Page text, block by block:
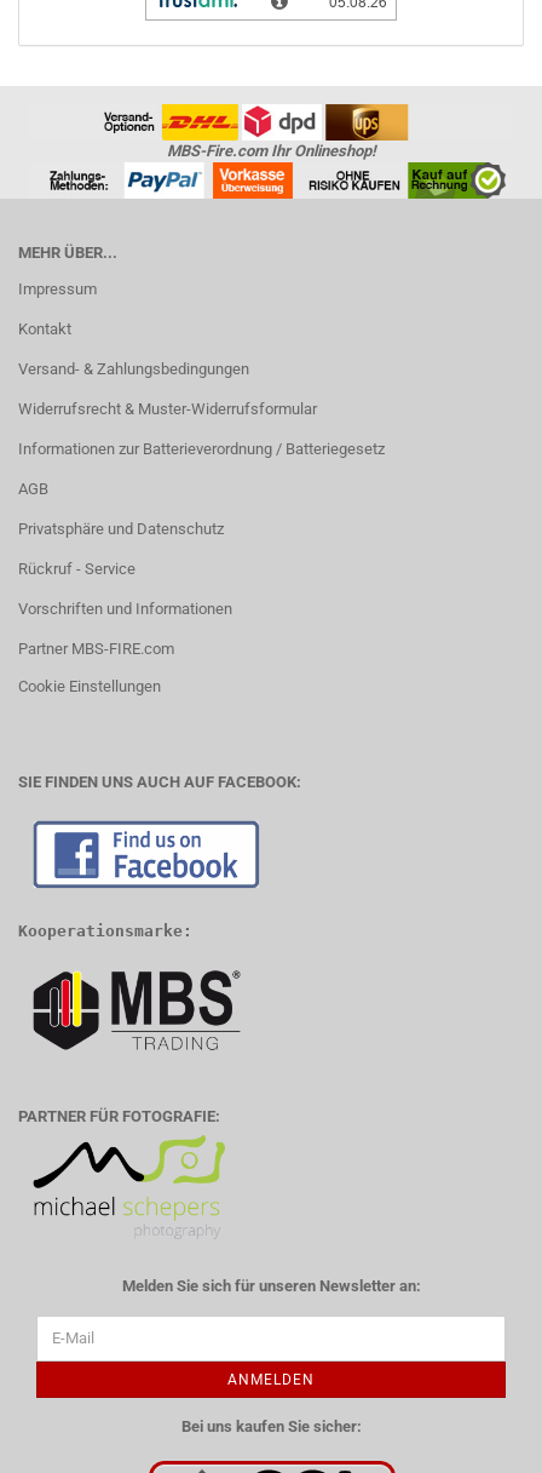
MBS-Fire.com Ihr Onlineshop!
MEHR ÜBER...
Impressum
Kontakt
Versand- & Zahlungsbedingungen
Widerrufsrecht & Muster-Widerrufsformular
Informationen zur Batterieverordnung / Batteriegesetz
AGB
Privatsphäre und Datenschutz
Rückruf - Service
Vorschriften und Informationen
Partner MBS-FIRE.com
Cookie Einstellungen
SIE FINDEN UNS AUCH AUF FACEBOOK:
Kooperationsmarke:
PARTNER FÜR FOTOGRAFIE:
Melden Sie sich für unseren Newsletter an:
ANMELDEN
Bei uns kaufen Sie sicher: